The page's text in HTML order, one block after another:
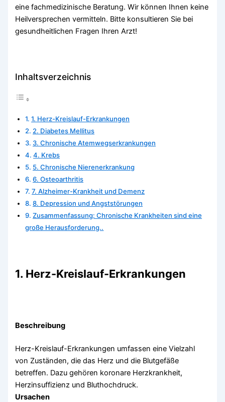
eine fachmedizinische Beratung. Wir können Ihnen keine
Heilversprechen vermitteln. Bitte konsultieren Sie bei
gesundheitlichen Fragen Ihren Arzt!
Inhaltsverzeichnis
1. Herz-Kreislauf-Erkrankungen
2. Diabetes Mellitus
3. Chronische Atemwegserkrankungen
4. Krebs
5. Chronische Nierenerkrankung
6. Osteoarthritis
7. Alzheimer-Krankheit und Demenz
8. Depression und Angststörungen
Zusammenfassung: Chronische Krankheiten sind eine
große Herausforderung..
1. Herz-Kreislauf-Erkrankungen
Beschreibung
Herz-Kreislauf-Erkrankungen umfassen eine Vielzahl
von Zuständen, die das Herz und die Blutgefäße
betreffen. Dazu gehören koronare Herzkrankheit,
Herzinsuffizienz und Bluthochdruck.
Ursachen